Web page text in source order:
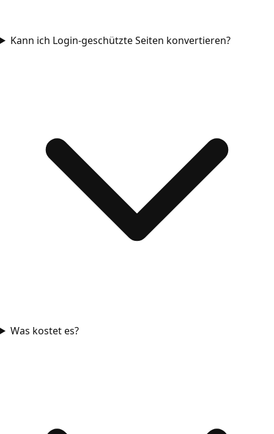
Kann ich Login-geschützte Seiten konvertieren?
Was kostet es?